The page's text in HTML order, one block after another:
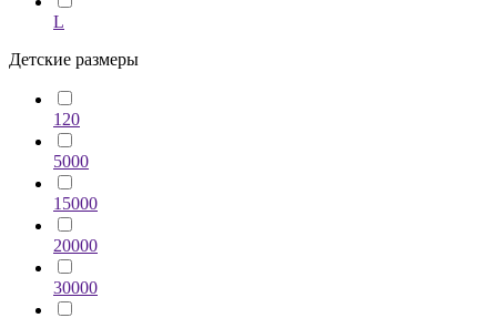
L
Детские размеры
120
5000
15000
20000
30000